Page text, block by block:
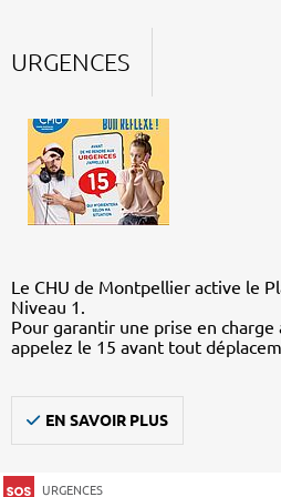
URGENCES
Le CHU de Montpellier active le
Niveau 1.
Pour garantir une prise en charge
appelez le 15 avant tout
EN SAVOIR PLUS
URGENCES